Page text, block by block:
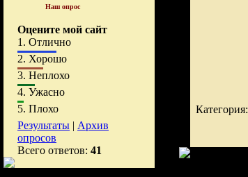
Наш опрос
Оцените мой сайт
1. Отлично
2. Хорошо
3. Неплохо
4. Ужасно
5. Плохо
Результаты | Архив
опросов
Всего ответов: 41
Категория: